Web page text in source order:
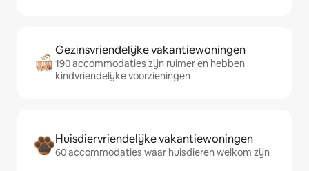
Gezinsvriendelijke vakantiewoningen
190 accommodaties zijn ruimer en hebben
kindvriendelijke voorzieningen
Huisdiervriendelijke vakantiewoningen
60 accommodaties waar huisdieren welkom zijn